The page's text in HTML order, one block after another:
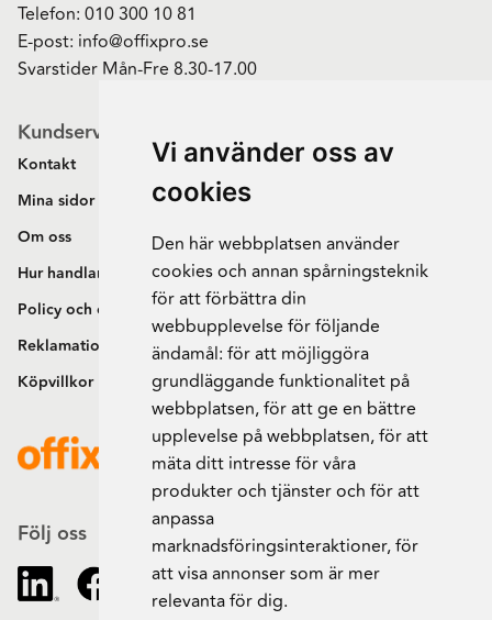
Vi använder oss av
cookies
Den här webbplatsen använder
cookies och annan spårningsteknik
för att förbättra din
webbupplevelse för följande
ändamål: för att möjliggöra
grundläggande funktionalitet på
webbplatsen,för att ge en bättre
upplevelse på webbplatsen,för att
mäta ditt intresse för våra
produkter och tjänster och för att
anpassa
marknadsföringsinteraktioner,för
att visa annonser som är mer
relevanta för dig.
Telefon: 010 300 10 81
E-post: info@offixpro.se
Svarstider Mån-Fre 8.30-17.00
Kundservice
Kontakt
Mina sidor
Om oss
Hur handlar jag?
Policy och cookies
Reklamation och retur
Köpvillkor
Följ oss